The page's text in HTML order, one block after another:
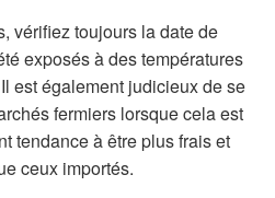
vérifiez toujours la date de
exposés à des températures
est également judicieux de se
fermiers lorsque cela est
tendance à être plus frais et
ceux importés.